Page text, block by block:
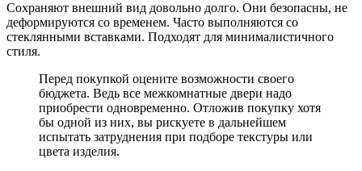
Сохраняют внешний вид довольно долго. Они безопасны, не
деформируются со временем. Часто выполняются со
стеклянными вставками. Подходят для минималистичного
стиля.
Перед покупкой оцените возможности своего
бюджета. Ведь все межкомнатные двери надо
приобрести одновременно. Отложив покупку хотя
бы одной из них, вы рискуете в дальнейшем
испытать затруднения при подборе текстуры или
цвета изделия.